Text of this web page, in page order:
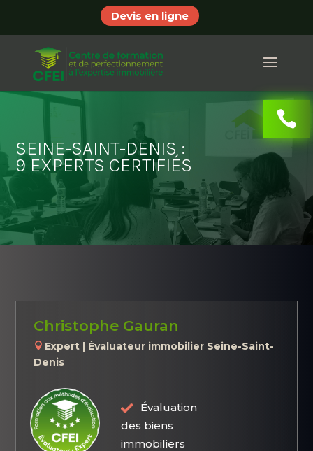
Devis en ligne
SEINE-SAINT-DENIS :
9 EXPERTS CERTIFIÉS
Christophe Gauran
Expert | Évaluateur immobilier Seine-Saint-
Denis
Évaluation
des biens
immobiliers